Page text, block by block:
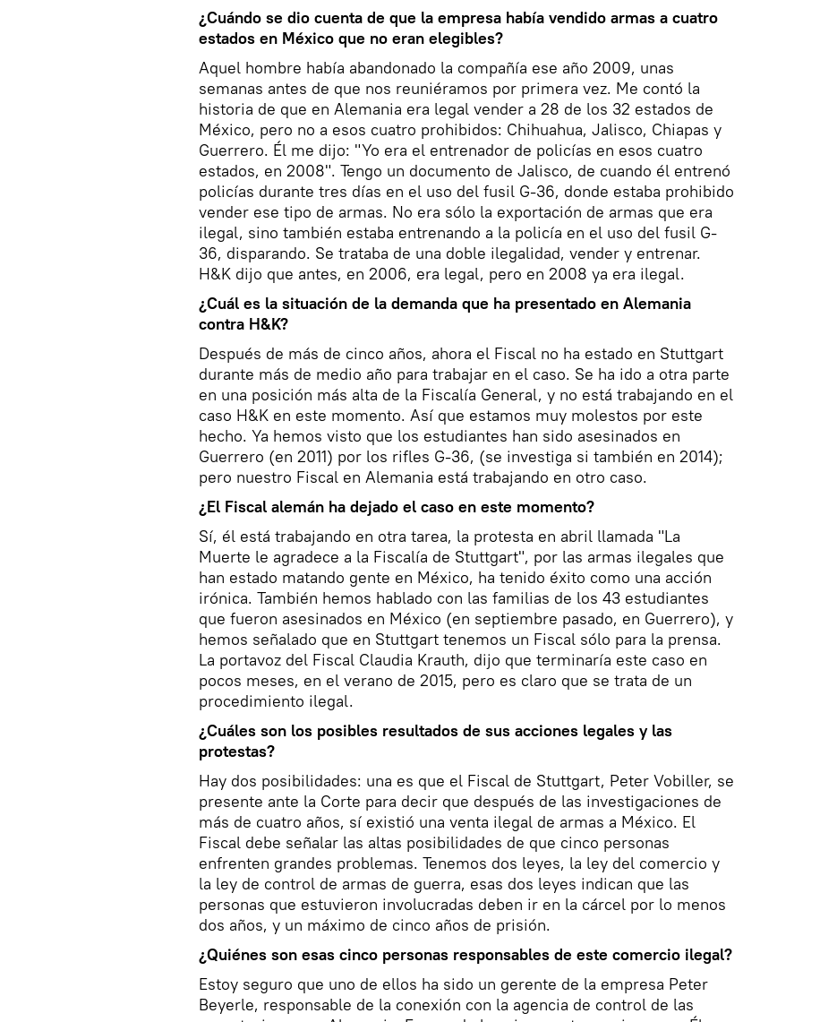
¿Cuándo se dio cuenta de que la empresa había vendido armas a cuatro
estados en México que no eran elegibles?
Aquel hombre había abandonado la compañía ese año 2009, unas
semanas antes de que nos reuniéramos por primera vez. Me contó la
historia de que en Alemania era legal vender a 28 de los 32 estados de
México, pero no a esos cuatro prohibidos: Chihuahua, Jalisco, Chiapas y
Guerrero. Él me dijo: "Yo era el entrenador de policías en esos cuatro
estados, en 2008". Tengo un documento de Jalisco, de cuando él entrenó
policías durante tres días en el uso del fusil G-36, donde estaba prohibido
vender ese tipo de armas. No era sólo la exportación de armas que era
ilegal, sino también estaba entrenando a la policía en el uso del fusil G-
36, disparando. Se trataba de una doble ilegalidad, vender y entrenar.
H&K dijo que antes, en 2006, era legal, pero en 2008 ya era ilegal.
¿Cuál es la situación de la demanda que ha presentado en Alemania
contra H&K?
Después de más de cinco años, ahora el Fiscal no ha estado en Stuttgart
durante más de medio año para trabajar en el caso. Se ha ido a otra parte
en una posición más alta de la Fiscalía General, y no está trabajando en el
caso H&K en este momento. Así que estamos muy molestos por este
hecho. Ya hemos visto que los estudiantes han sido asesinados en
Guerrero (en 2011) por los rifles G-36, (se investiga si también en 2014);
pero nuestro Fiscal en Alemania está trabajando en otro caso.
¿El Fiscal alemán ha dejado el caso en este momento?
Sí, él está trabajando en otra tarea, la protesta en abril llamada "La
Muerte le agradece a la Fiscalía de Stuttgart", por las armas ilegales que
han estado matando gente en México, ha tenido éxito como una acción
irónica. También hemos hablado con las familias de los 43 estudiantes
que fueron asesinados en México (en septiembre pasado, en Guerrero), y
hemos señalado que en Stuttgart tenemos un Fiscal sólo para la prensa.
La portavoz del Fiscal Claudia Krauth, dijo que terminaría este caso en
pocos meses, en el verano de 2015, pero es claro que se trata de un
procedimiento ilegal.
¿Cuáles son los posibles resultados de sus acciones legales y las
protestas?
Hay dos posibilidades: una es que el Fiscal de Stuttgart, Peter Vobiller, se
presente ante la Corte para decir que después de las investigaciones de
más de cuatro años, sí existió una venta ilegal de armas a México. El
Fiscal debe señalar las altas posibilidades de que cinco personas
enfrenten grandes problemas. Tenemos dos leyes, la ley del comercio y
la ley de control de armas de guerra, esas dos leyes indican que las
personas que estuvieron involucradas deben ir en la cárcel por lo menos
dos años, y un máximo de cinco años de prisión.
¿Quiénes son esas cinco personas responsables de este comercio ilegal?
Estoy seguro que uno de ellos ha sido un gerente de la empresa Peter
Beyerle, responsable de la conexión con la agencia de control de las